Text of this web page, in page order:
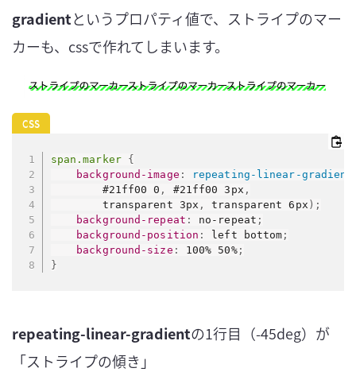
gradientというプロパティ値で、ストライプのマー
カーも、cssで作れてしまいます。
span.marker
{
background-image : repeating-linear-gradient
        #21ff00 0
, #21ff00 3px ,
        transparent 3px
, transparent 6px ) ;
background-repeat : no-repeat ;
background-position : left bottom ;
background-size : 100% 50%;
}
repeating-linear-gradientの1行目（-45deg）が
「ストライプの傾き」